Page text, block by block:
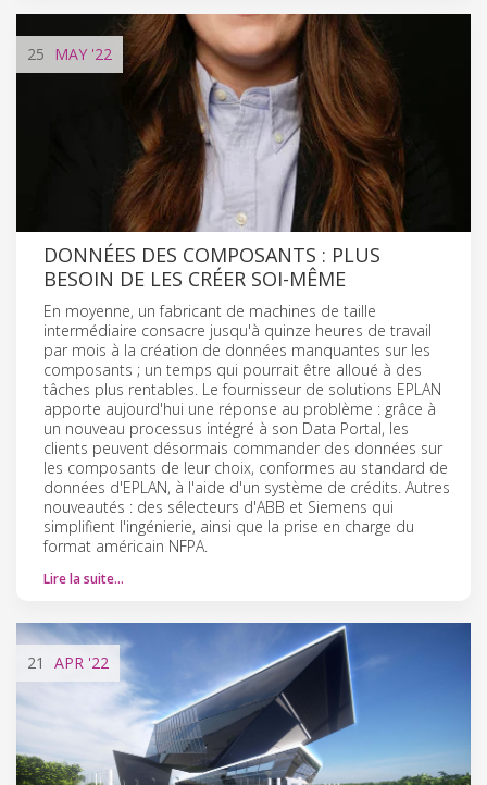
25 MAY '22
DONNÉES DES COMPOSANTS : PLUS
BESOIN DE LES CRÉER SOI-MÊME
En moyenne, un fabricant de machines de taille
intermédiaire consacre jusqu'à quinze heures de travail
par mois à la création de données manquantes sur les
composants ; un temps qui pourrait être alloué à des
tâches plus rentables. Le fournisseur de solutions EPLAN
apporte aujourd'hui une réponse au problème : grâce à
un nouveau processus intégré à son Data Portal, les
clients peuvent désormais commander des données sur
les composants de leur choix, conformes au standard de
données d'EPLAN, à l'aide d'un système de crédits. Autres
nouveautés : des sélecteurs d'ABB et Siemens qui
simplifient l'ingénierie, ainsi que la prise en charge du
format américain NFPA.
Lire la suite…
21 APR '22